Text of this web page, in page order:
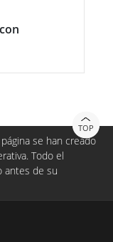
TOP
se han creado
Todo el
antes de su